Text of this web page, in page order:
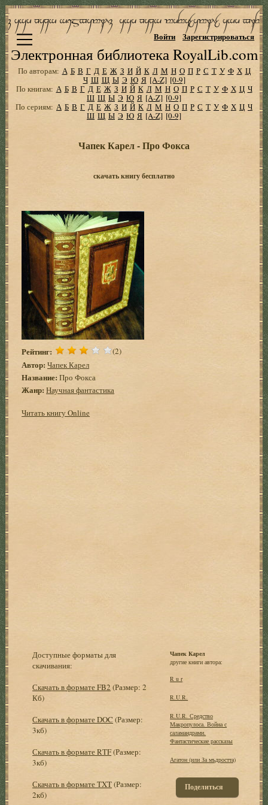
Электронная библиотека RoyalLib.com
Войти Зарегистрироваться
По авторам: А Б В Г Д Е Ж З И Й К Л М Н О П Р С Т У Ф Х Ц
Ч Ш Щ Ы Э Ю Я [A-Z] [0-9]
По книгам: А Б В Г Д Е Ж З И Й К Л М Н О П Р С Т У Ф Х Ц Ч
Ш Щ Ы Э Ю Я [A-Z] [0-9]
По сериям: А Б В Г Д Е Ж З И Й К Л М Н О П Р С Т У Ф Х Ц Ч
Ш Щ Ы Э Ю Я [A-Z] [0-9]
Чапек Карел - Про Фокса
скачать книгу бесплатно
Рейтинг: (2)
Автор: Чапек Карел
Название: Про Фокса
Жанр: Научная фантастика
Читать книгу Online
Доступные форматы для
скачивания:
Скачать в формате FB2 (Размер: 2
Кб)
Скачать в формате DOC (Размер:
3кб)
Скачать в формате RTF(Размер:
3кб)
Скачать в формате TXT(Размер:
2кб)
Чапек Карел
другие книги автора:
R u r
R.U.R.
R.U.R. Средство
Макропулоса. Война с
саламандрами.
Фантастические рассказы
Агатон (или За мъдростта)
Поделиться